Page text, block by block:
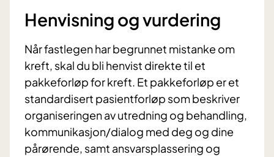
Henvisning og vurdering
Når fastlegen har begrunnet mistanke om
kreft, skal du bli henvist direkte til et
pakkeforløp for kreft. Et pakkeforløp er et
standardisert pasientforløp som beskriver
organiseringen av utredning og behandling,
kommunikasjon/dialog med deg og dine
pårørende, samt ansvarsplassering og